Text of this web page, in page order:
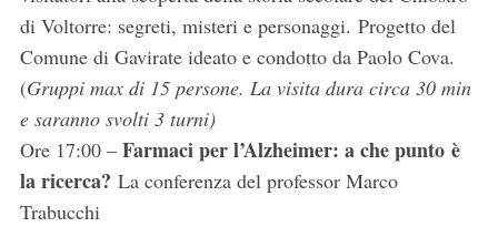
di Voltorre: segreti, misteri e personaggi. Progetto del
Comune di Gavirate ideato e condotto da Paolo Cova.
(Gruppi max di 15 persone. La visita dura circa 30 min
e saranno svolti 3 turni)
Ore 17:00 – Farmaci per l’Alzheimer: a che punto è
la ricerca? La conferenza del professor Marco
Trabucchi